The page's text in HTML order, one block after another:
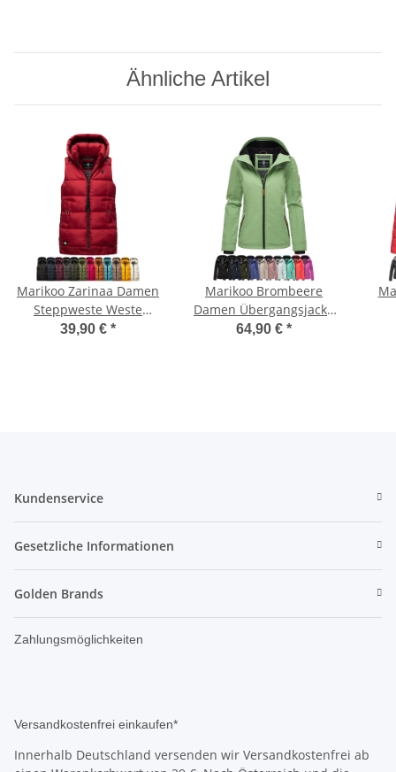
Ähnliche Artikel
Marikoo Zarinaa Damen
Steppweste Weste
Übergangsweste mit
39,90 € *
Marikoo Brombeere
Damen Übergangsjacke
B862
64,90 € *
Kundenservice
Gesetzliche Informationen
Golden Brands
Zahlungsmöglichkeiten
Versandkostenfrei einkaufen*
Innerhalb Deutschland versenden wir Versandkostenfrei ab